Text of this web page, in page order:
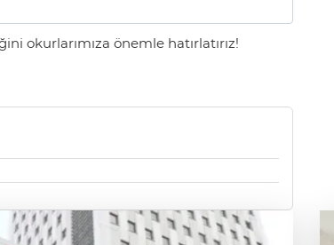
okurlarımıza önemle hatırlatırız!